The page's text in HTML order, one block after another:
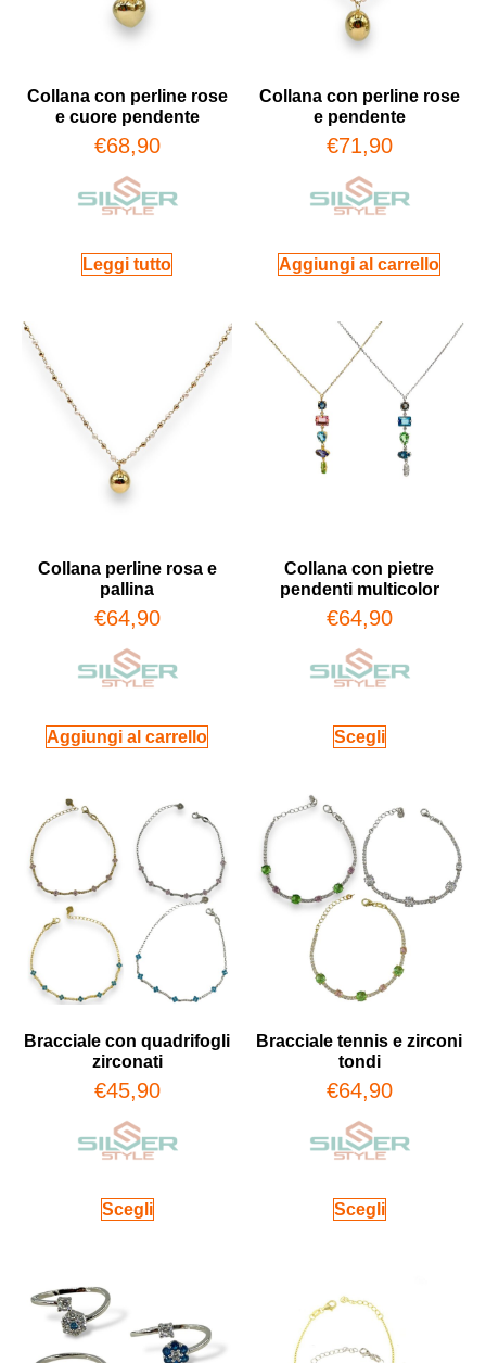
Collana con perline rose
e cuore pendente
€68,90
Leggi tutto
Collana con perline rose
e pendente
€71,90
Aggiungi al carrello
Collana perline rosa e
pallina
€64,90
Aggiungi al carrello
Collana con pietre
pendenti multicolor
€64,90
Scegli
Bracciale con quadrifogli
zirconati
€45,90
Scegli
Bracciale tennis e zirconi
tondi
€64,90
Scegli